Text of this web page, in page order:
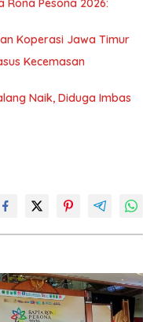
Rona Pesona 2026:
Koperasi Jawa Timur
Kecemasan
Naik, Diduga Imbas